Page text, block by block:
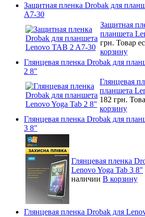
Защитная пленка Drobak для
A7-30
Защитная
планшета
грн. Товар
корзину
Глянцевая пленка Drobak для
2 8"
Глянцевая
планшета
182 грн.
корзину
Глянцевая пленка Drobak для
3 8"
Глянцевая пленка
Lenovo Yoga Tab 3 8"
наличии В корзину
Глянцевая пленка Drobak для